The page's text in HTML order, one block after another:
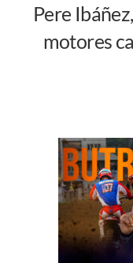
Pere
motores